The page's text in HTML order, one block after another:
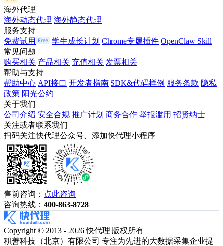
海外代理
海外动态代理 海外静态代理
服务支持
免费试用
学生成长计划 Chrome专属插件 OpenClaw Skill
常见问题
购买相关 产品相关 充值相关 发票相关
帮助与支持
帮助中心 API接口 开发者指南 SDK&代码样例 服务条款 隐私
政策 阳光公约
关于我们
公司介绍 安全合规 推广计划 商务合作 举报滥用 招贤纳士
关注或者联系我们
扫码关注快代理公众号、添加快代理小程序
售前咨询： 点此咨询
咨询热线： 400-863-8728
Copyright © 2013 - 2026 快代理 版权所有
积善科技（北京）有限公司 专注为先进的大数据采集企业提